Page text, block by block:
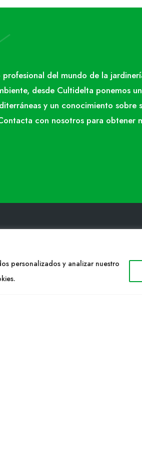
personalizados y analizar nuestro
profesional del mundo de la
desde Cultidelta ponemos un
y un conocimiento sobre
con nosotros para obtener
WEB